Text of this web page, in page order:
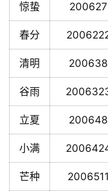
惊蛰 200627
春分
清明 200638
谷雨
立夏 200648
小满
芒种 2006511